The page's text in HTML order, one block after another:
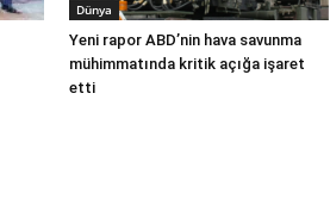
Dünya
Yeni rapor ABD’nin hava savunma
mühimmatında kritik açığa işaret
etti